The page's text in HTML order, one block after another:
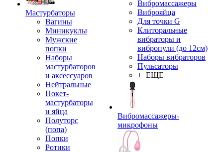
Мастурбаторы
Вагины
Миникуклы
Мужские
попки
Наборы
мастурбаторов
и аксессуаров
Нейтральные
Покет-
мастурбаторы
и яйца
Полуторс
(попа)
Попки
Ротики
Вибромассажеры
Виброяйца
Для точки G
Клиторальные
вибраторы и
вибропули (до 12см)
Наборы вибраторов
Пульсаторы
+ ЕЩЕ
Вибромассажеры-
микрофоны